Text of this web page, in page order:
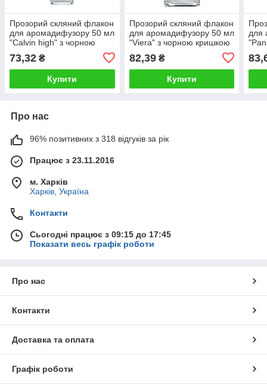
Прозорий скляний флакон
для аромадифузору 50 мл
"Calvin high" з чорною
(флакон+кришка+пробка)
73,32 ₴
Купити
Прозорий скляний флакон
для аромадифузору 50 мл
"Viera" з чорною кришкою
(флакон+кришка+пробка)
82,39₴
Купити
для
Про нас
96% позитивних з 318 відгуків за рік
Працює з 23.11.2016
м. Харків
Харків, Україна
Контакти
Сьогодні працює з 09:15 до 17:45
Показати весь графік роботи
Про нас
Контакти
Доставка та оплата
Графік роботи